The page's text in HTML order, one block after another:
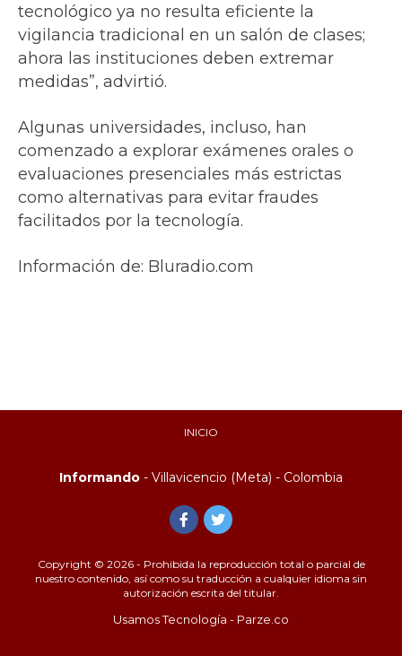
tecnológico ya no resulta eficiente la
vigilancia tradicional en un salón de clases;
ahora las instituciones deben extremar
medidas”, advirtió.
Algunas universidades, incluso, han
comenzado a explorar exámenes orales o
evaluaciones presenciales más estrictas
como alternativas para evitar fraudes
facilitados por la tecnología.
Información de: Bluradio.com
INICIO
Informando - Villavicencio (Meta) - Colombia
Copyright © 2026 - Prohibida la reproducción total o parcial de
nuestro contenido, así como su traducción a cualquier idioma sin
autorización escrita del titular.
Usamos Tecnología - Parze.co